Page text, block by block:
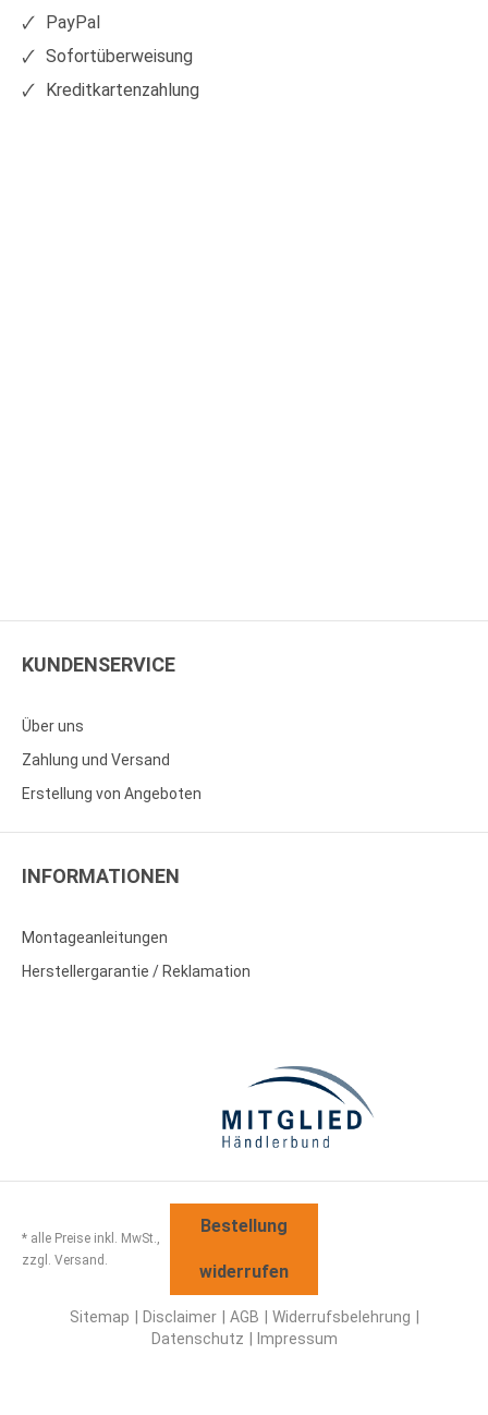
PayPal
Sofortüberweisung
Kreditkartenzahlung
KUNDENSERVICE
Über uns
Zahlung und Versand
Erstellung von Angeboten
INFORMATIONEN
Montageanleitungen
Herstellergarantie / Reklamation
* alle Preise inkl. MwSt.,
zzgl. Versand.
Bestellung
widerrufen
Sitemap Disclaimer AGB
Widerrufsbelehrung
Datenschutz
Impressum